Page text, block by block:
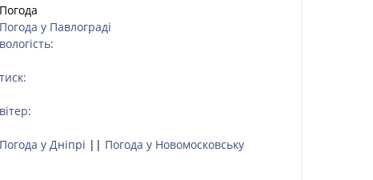
Погода
Погода у Павлограді
вологість:
тиск:
вітер:
Погода у Дніпрі || Погода у Новомосковську